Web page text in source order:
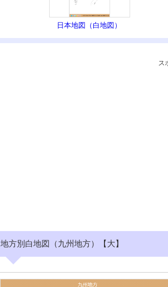
日本地図（白地図）
ス
地方別白地図（九州地方）【大】